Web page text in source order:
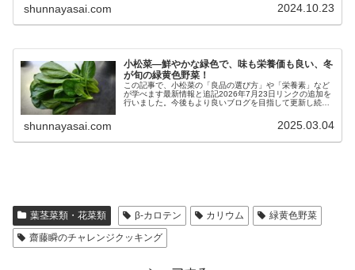
shunnayasai.com 2024.10.23
小松菜―鮮やかな緑色で、味も栄養価も良い、冬
が旬の緑黄色野菜！
この記事で、小松菜の「良品の選び方」や「栄養素」など
が学べます最新情報と追記2026年7月23日リンクの追加を
行いました。今後もより良いブログを目指して更新し続け
shunnayasai.com 2025.03.04
葉茎菜類・花菜類 β‐カロテン カリウム
緑黄色野菜
齋藤瞬のチャレンジクッキング